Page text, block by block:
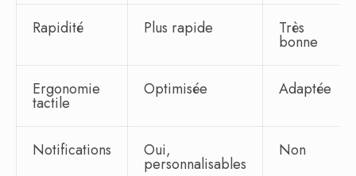
Rapidité Plus rapide Très
bonne
Ergonomie
tactile
Optimisée Adaptée
Notifications Oui,
personnalisables
Non